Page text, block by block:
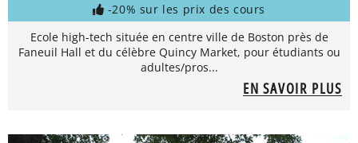
-20% sur les prix des cours
Ecole high-tech située en centre ville de Boston près de
Faneuil Hall et du célèbre Quincy Market, pour étudiants ou
adultes/pros...
EN SAVOIR PLUS